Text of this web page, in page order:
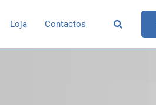
Loja Contactos